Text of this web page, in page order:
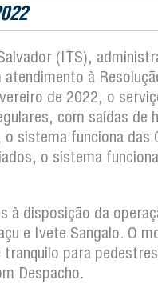
(ITS),
à
de 2022, o
com saídas de
o sistema funciona das
o sistema
à disposição da
e Ivete Sangalo. O
para
Despacho.